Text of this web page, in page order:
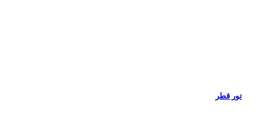
تور قطر